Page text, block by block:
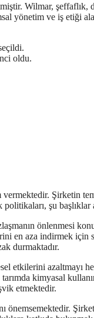
Wilmar,
yönetim ve iş etiği
oldu.
Şirketin
şu başlıklar
önlenmesi
en aza indirmek için
durmaktadır.
etkilerini azaltmayı
kimyasal
etmektedir.
önemsemektedir.